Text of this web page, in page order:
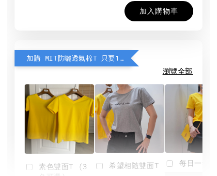
加入購物車
加購 MIT防曬透氣棉T 只要190元
瀏覽全部
素色雙面T (3
希望相隨雙面T 每日一笑